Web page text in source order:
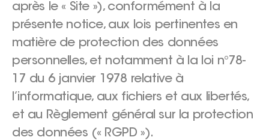
après le « Site »), conformément à la
présente notice, aux lois pertinentes en
matière de protection des données
personnelles, et notamment à la loi n°78-
17 du 6 janvier 1978 relative à
l’informatique, aux fichiers et aux libertés,
et au Règlement général sur la protection
des données (« RGPD »).